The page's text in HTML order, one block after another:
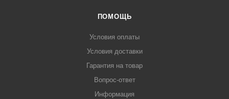
ПОМОЩЬ
Условия оплаты
Условия доставки
Гарантия на товар
Вопрос-ответ
Информация